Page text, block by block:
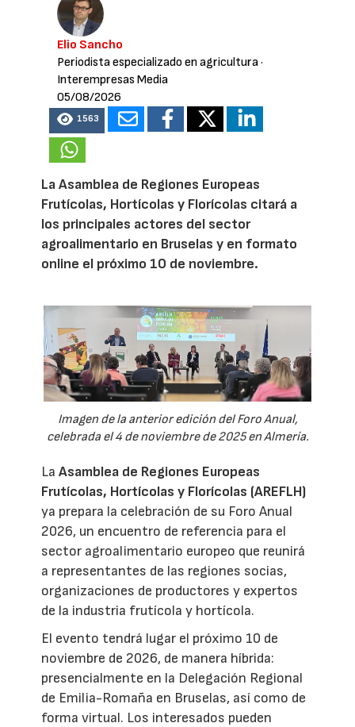
Elio Sancho
Periodista especializado en agricultura·
Interempresas Media
05/08/2026
1563
La Asamblea de Regiones Europeas
Frutícolas, Hortícolas y Florícolas citará a
los principales actores del sector
agroalimentario en Bruselas y en formato
online el próximo 10 de noviembre.
Imagen de la anterior edición del Foro Anual,
celebrada el 4 de noviembre de 2025 en Almería.
LaAsamblea de Regiones Europeas
Frutícolas, Hortícolas y Florícolas (AREFLH)
ya prepara la celebración de su Foro Anual
2026, un encuentro de referencia para el
sector agroalimentario europeo que reunirá
a representantes de las regiones socias,
organizaciones de productores y expertos
de la industria frutícola y hortícola.
El evento tendrá lugar el próximo 10 de
noviembre de 2026, de manera híbrida:
presencialmente en la Delegación Regional
de Emilia-Romaña en Bruselas, así como de
forma virtual. Los interesados pueden